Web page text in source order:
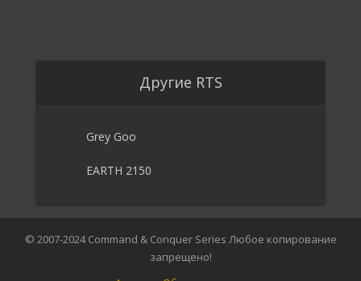
Другие RTS
Grey Goo
EARTH 2150
© 2007-2024 Command & Conquer Series Любое копирование
запрещено!